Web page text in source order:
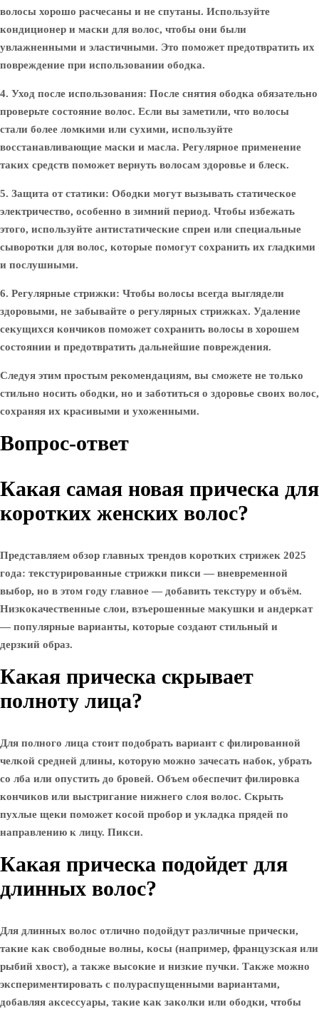
волосы хорошо расчесаны и не спутаны. Используйте
кондиционер и маски для волос, чтобы они были
увлажненными и эластичными. Это поможет предотвратить их
повреждение при использовании ободка.
4. Уход после использования: После снятия ободка обязательно
проверьте состояние волос. Если вы заметили, что волосы
стали более ломкими или сухими, используйте
восстанавливающие маски и масла. Регулярное применение
таких средств поможет вернуть волосам здоровье и блеск.
5. Защита от статики: Ободки могут вызывать статическое
электричество, особенно в зимний период. Чтобы избежать
этого, используйте антистатические спреи или специальные
сыворотки для волос, которые помогут сохранить их гладкими
и послушными.
6. Регулярные стрижки: Чтобы волосы всегда выглядели
здоровыми, не забывайте о регулярных стрижках. Удаление
секущихся кончиков поможет сохранить волосы в хорошем
состоянии и предотвратить дальнейшие повреждения.
Следуя этим простым рекомендациям, вы сможете не только
стильно носить ободки, но и заботиться о здоровье своих волос,
сохраняя их красивыми и ухоженными.
Вопрос-ответ
Какая самая новая прическа для
коротких женских волос?
Представляем обзор главных трендов коротких стрижек 2025
года: текстурированные стрижки пикси — вневременной
выбор, но в этом году главное — добавить текстуру и объём.
Низкокачественные слои, взъерошенные макушки и андеркат
— популярные варианты, которые создают стильный и
дерзкий образ.
Какая прическа скрывает
полноту лица?
Для полного лица стоит подобрать вариант с филированной
челкой средней длины, которую можно зачесать набок, убрать
со лба или опустить до бровей. Объем обеспечит филировка
кончиков или выстригание нижнего слоя волос. Скрыть
пухлые щеки поможет косой пробор и укладка прядей по
направлению к лицу. Пикси.
Какая прическа подойдет для
длинных волос?
Для длинных волос отлично подойдут различные прически,
такие как свободные волны, косы (например, французская или
рыбий хвост), а также высокие и низкие пучки. Также можно
экспериментировать с полураспущенными вариантами,
добавляя аксессуары, такие как заколки или ободки, чтобы